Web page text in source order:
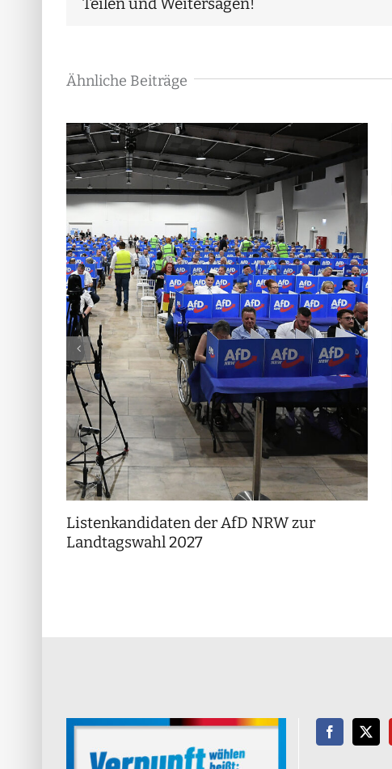
Teilen und Weitersagen!
Ähnliche Beiträge
Listenkandidaten der AfD NRW zur
Landtagswahl 2027